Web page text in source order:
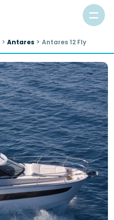
Antares Antares 12 Fly